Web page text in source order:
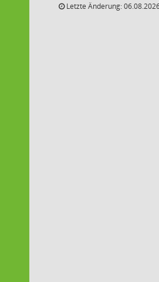
Letzte Änderung: